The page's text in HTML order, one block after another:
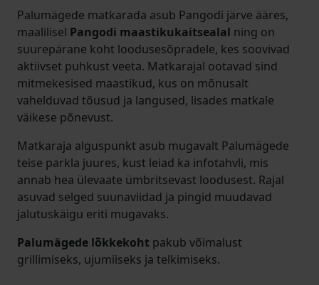
Palumägede matkarada asub Pangodi järve ääres,
maalilisel Pangodi maastikukaitsealal ning on
suurepärane koht loodusesõpradele, kes soovivad
aktiivset puhkust veeta. Matkarajal ootavad sind
mitmekesised maastikud, kus on mõnusalt
vahelduvad tõusud ja langused, lisades matkale
väikese põnevust.
Matkaraja alguspunkt asub mugavalt Palumägede
teise parkla juures, kust leiad ka infotahvli, mis
annab hea ülevaate ümbritsevast loodusest. Rajal
asuvad selged suunaviidad ja pingid muudavad
jalutuskäigu eriti mugavaks.
Palumägede lõkkekoht pakub võimalust
grillimiseks, ujumiiseks ja telkimiseks.